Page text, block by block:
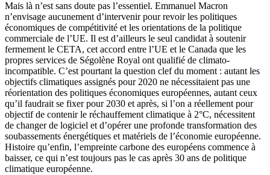
Mais là n’est sans doute pas l’essentiel. Emmanuel Macron
n’envisage aucunement d’intervenir pour revoir les politiques
économiques de compétitivité et les orientations de la politique
commerciale de l’UE. Il est d’ailleurs le seul candidat à soutenir
fermement le CETA, cet accord entre l’UE et le Canada que les
propres services de Ségolène Royal ont qualifié de climato-
incompatible. C’est pourtant la question clef du moment : autant les
objectifs climatiques assignés pour 2020 ne nécessitaient pas une
réorientation des politiques économiques européennes, autant ceux
qu’il faudrait se fixer pour 2030 et après, si l’on a réellement pour
objectif de contenir le réchauffement climatique à 2°C, nécessitent
de changer de logiciel et d’opérer une profonde transformation des
soubassements énergétiques et matériels de l’économie européenne.
Histoire qu’enfin, l’empreinte carbone des européens commence à
baisser, ce qui n’est toujours pas le cas après 30 ans de politique
climatique européenne.